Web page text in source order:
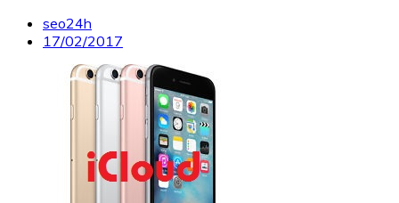
seo24h
17/02/2017